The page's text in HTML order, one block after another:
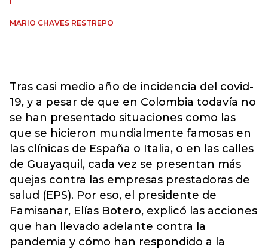
MARIO CHAVES RESTREPO
Tras casi medio año de incidencia del covid-
19, y a pesar de que en Colombia todavía no
se han presentado situaciones como las
que se hicieron mundialmente famosas en
las clínicas de España o Italia, o en las calles
de Guayaquil, cada vez se presentan más
quejas contra las empresas prestadoras de
salud (EPS). Por eso, el presidente de
Famisanar, Elías Botero, explicó las acciones
que han llevado adelante contra la
pandemia y cómo han respondido a la